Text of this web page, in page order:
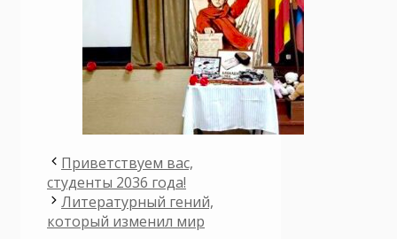
Приветствуем вас,
студенты 2036 года!
Литературный гений,
который изменил мир